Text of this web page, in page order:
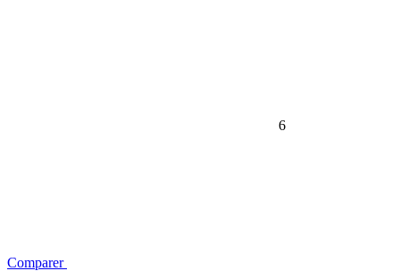
6
Comparer